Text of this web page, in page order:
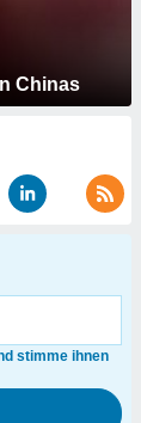
Chinas
stimme ihnen